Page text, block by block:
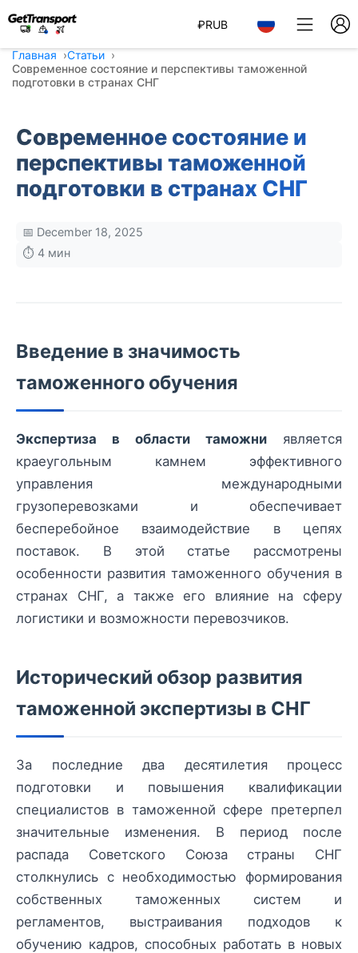
₽RUB
Главная
Статьи
Современное состояние и перспективы таможенной
подготовки в странах СНГ
Современное состояние и
перспективы таможенной
подготовки в странах СНГ
📅 December 18, 2025
⏱️ 4 мин
Введение в значимость
таможенного обучения
Экспертиза в области таможни является
краеугольным камнем эффективного
управления международными
грузоперевозками и обеспечивает
бесперебойное взаимодействие в цепях
поставок. В этой статье рассмотрены
особенности развития таможенного обучения в
странах СНГ, а также его влияние на сферу
логистики и возможности перевозчиков.
Исторический обзор развития
таможенной экспертизы в СНГ
За последние два десятилетия процесс
подготовки и повышения квалификации
специалистов в таможенной сфере претерпел
значительные изменения. В период после
распада Советского Союза страны СНГ
столкнулись с необходимостью формирования
собственных таможенных систем и
регламентов, выстраивания подходов к
обучению кадров, способных работать в новых